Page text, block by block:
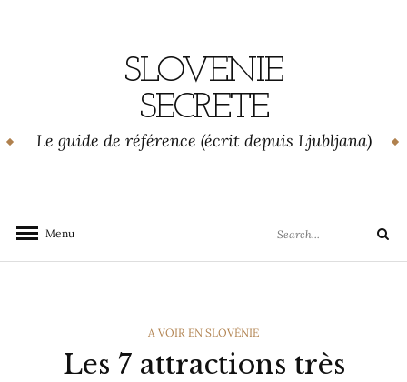
SLOVENIE
SECRETE
Le guide de référence (écrit depuis Ljubljana)
Menu
for:
Search
CATEGORIES
A VOIR EN SLOVÉNIE
Les 7 attractions très